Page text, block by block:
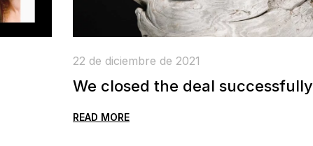
22 de diciembre de 2021
We closed the deal successfully
READ MORE